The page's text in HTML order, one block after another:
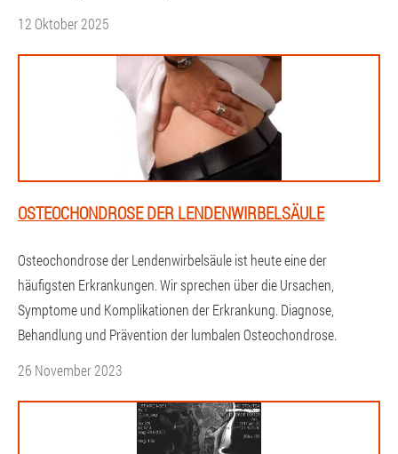
12 Oktober 2025
OSTEOCHONDROSE DER LENDENWIRBELSÄULE
Osteochondrose der Lendenwirbelsäule ist heute eine der
häufigsten Erkrankungen. Wir sprechen über die Ursachen,
Symptome und Komplikationen der Erkrankung. Diagnose,
Behandlung und Prävention der lumbalen Osteochondrose.
26 November 2023